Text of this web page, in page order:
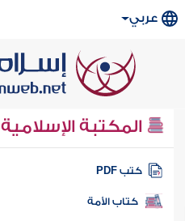
عربي
المكتبة الإسلامية
كتب PDF